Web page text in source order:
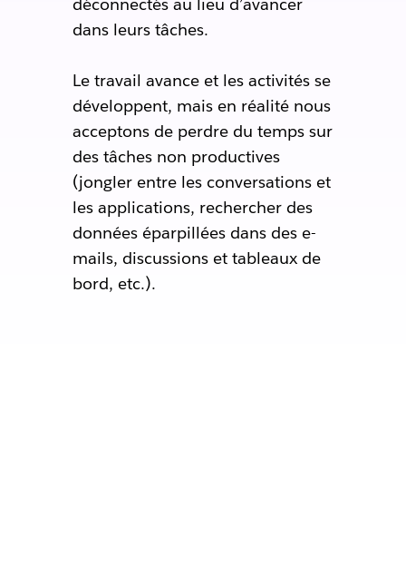
dans leurs tâches.
Le travail avance et les activités se
développent, mais en réalité nous
acceptons de perdre du temps sur
des tâches non productives
(jongler entre les conversations et
les applications, rechercher des
données éparpillées dans des e-
mails, discussions et tableaux de
bord, etc.).